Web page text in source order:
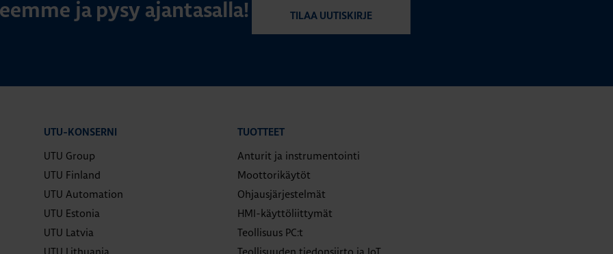
ja pysy ajantasalla! TILAA UUTISKIRJE
UTU-KONSERNI
UTU Group
UTU Finland
UTU Automation
UTU Estonia
UTU Latvia
UTU Lithuania
TUOTTEET
Anturit ja instrumentointi
Moottorikäytöt
Ohjausjärjestelmät
HMI-käyttöliittymät
Teollisuus PC:t
Teollisuuden tiedonsiirto ja IoT